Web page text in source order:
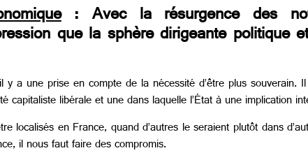
: Avec la résurgence des
que la sphère dirigeante
y a une prise en compte de la nécessité d’être plus
libérale et une dans laquelle l’État à une implication
localisés en France, quand d’autres le seraient plutôt dans
il nous faut faire des compromis.